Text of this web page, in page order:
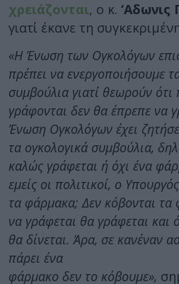
χρειάζονται, ο κ. ‘Αδωνις
γιατί έκανε τη
«Η Ένωση των Ογκολόγων
πρέπει να ενεργοποιήσουμε
συμβούλια γιατί θεωρούν
γράφονται δεν θα έπρεπε να
Ένωση Ογκολόγων έχει
τα ογκολογικά συμβούλια,
καλώς γράφεται ή όχι ένα
εμείς οι πολιτικοί, ο
τα φάρμακα; Δεν κόβονται τα
να γράφεται θα γράφεται και
θα δίνεται. Άρα, σε κανέναν
πάρει ένα
φάρμακο δεν το κόβουμε»,